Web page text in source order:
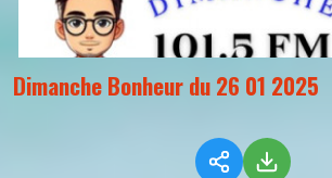
Dimanche Bonheur du 26 01 2025